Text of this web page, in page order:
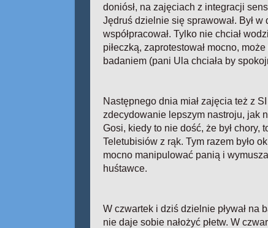
doniósł, na zajęciach z integracji
Jędruś dzielnie się sprawował. Był w
współpracował. Tylko nie chciał
piłeczką, zaprotestował mocno,
badaniem (pani Ula chciała by
Następnego dnia miał zajęcia też z
zdecydowanie lepszym nastroju, jak
Gosi, kiedy to nie dość, że był chory,
Teletubisiów z rąk. Tym razem było
mocno manipulować panią i
huśtawce.
W czwartek i dziś dzielnie pływał na
nie daje sobie nałożyć płetw. W